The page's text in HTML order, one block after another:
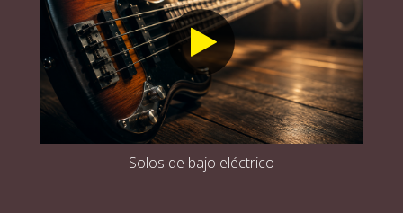
Solos de bajo eléctrico